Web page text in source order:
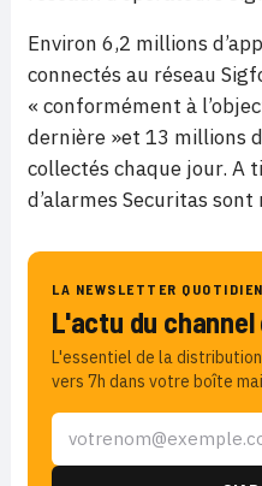
Environ 6,2 millions
connectés au réseau
« conformément à
dernière »et 13 millions
collectés chaque jour. A
d’alarmes Securitas sont
LA NEWSLETTER
L'actu du
L'essentiel de la
vers 7h dans votre boîte